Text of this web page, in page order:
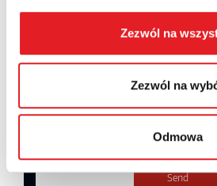
Zezwól na
Zezwól na
Odmowa
Relpol S.A. More information
personal data in the Privacy
I have read thePrivacy Policy*